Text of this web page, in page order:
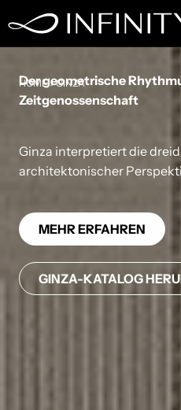
HOME»GINZA
Ginza
Der geometrische
Zeitgenossenschaft
Ginza interpretiert die
architektonischer
MEHR ERFAHREN
GINZA-KATALOG